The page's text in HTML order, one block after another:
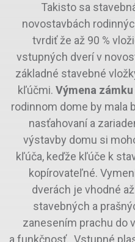
Takisto sa
novostavbách
tvrdiť že až 90 %
vstupných dverí v
základné stavebné
kľúčmi. Výmena
rodinnom dome by mala
nasťahovaní a
výstavby domu si
kľúča, keďže kľúče k
kopírovateľné.
dverách je vhodné
stavebných a
zanesením prachu do
a funkčnosť. Vstupné